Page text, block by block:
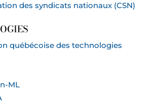
des syndicats nationaux (CSN)
québécoise des technologies
ML